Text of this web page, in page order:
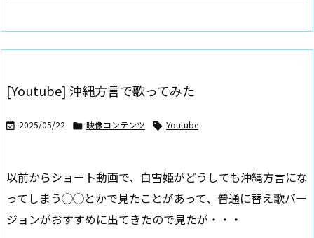
[Youtube] 沖縄方言で歌ってみた
 2025/05/22  映像コンテンツ  Youtube
以前からショート動画で、白雪姫がどうしても沖縄方言にな
ってしまう◯◯とかで見たことがあって、普通に替え歌バー
ジョンがおすすめに出てきたので見たが・・・